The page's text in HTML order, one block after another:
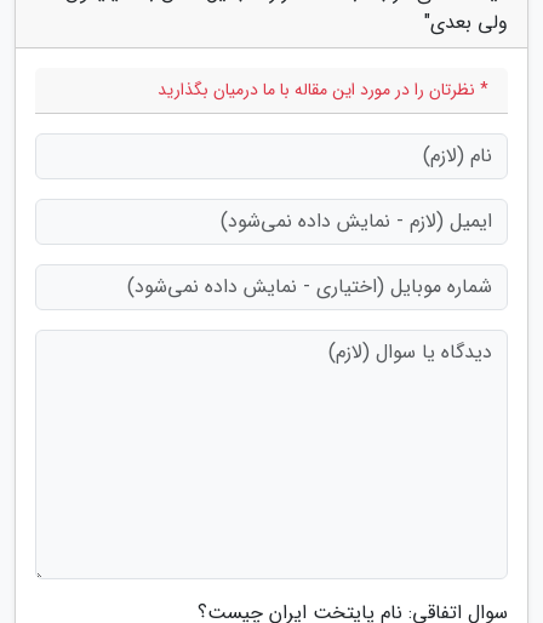
ولی بعدی"
* نظرتان را در مورد این مقاله با ما درمیان بگذارید
سوال اتفاقی: نام پایتخت ایران چیست؟